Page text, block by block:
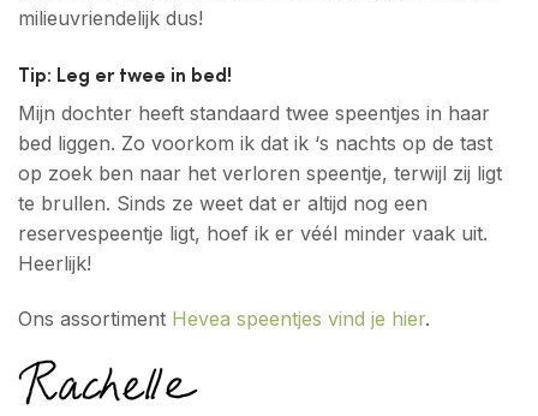
milieuvriendelijk dus!
Tip: Leg er twee in bed!
Mijn dochter heeft standaard twee speentjes in haar
bed liggen. Zo voorkom ik dat ik ‘s nachts op de tast
op zoek ben naar het verloren speentje, terwijl zij ligt
te brullen. Sinds ze weet dat er altijd nog een
reservespeentje ligt, hoef ik er véél minder vaak uit.
Heerlijk!
Ons assortiment Hevea speentjes vind je hier.